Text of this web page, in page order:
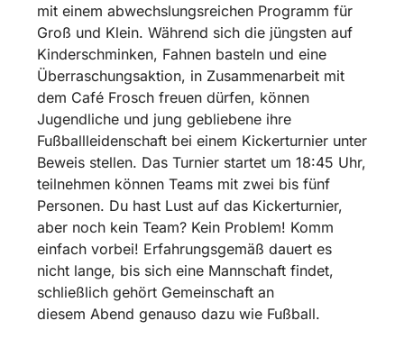
mit einem abwechslungsreichen Programm für
Groß und Klein. Während sich die jüngsten auf
Kinderschminken, Fahnen basteln und eine
Überraschungsaktion, in Zusammenarbeit mit
dem Café Frosch freuen dürfen, können
Jugendliche und jung gebliebene ihre
Fußballleidenschaft bei einem Kickerturnier unter
Beweis stellen. Das Turnier startet um 18:45 Uhr,
teilnehmen können Teams mit zwei bis fünf
Personen. Du hast Lust auf das Kickerturnier,
aber noch kein Team? Kein Problem! Komm
einfach vorbei! Erfahrungsgemäß dauert es
nicht lange, bis sich eine Mannschaft findet,
schließlich gehört Gemeinschaft an
diesem Abend genauso dazu wie Fußball.